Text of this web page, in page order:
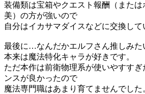
装備類は宝箱やクエスト報酬（また
美）の方が強いので
自分はイカサマダイスなどに交換して
最後に…なんだかエルフさん推しみた
本来は魔法特化キャラが好きです。
ただ本作は前衛物理系が使いやすす
ンスが良かったので
魔法専門職はあまり育てませんでした